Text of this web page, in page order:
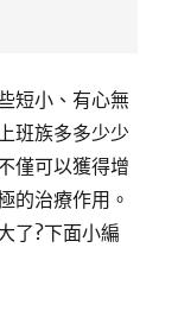
短小、有心無
班族多多少少
僅可以獲得增
的治療作用。
了?下面小編